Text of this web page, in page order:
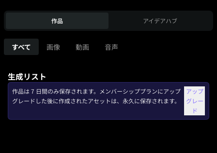
作品 アイデアハブ
すべて 画像 動画 音声
生成リスト
作品は 7 日間のみ保存されます。メンバーシッププランにアップ
グレードした後に作成されたアセットは、永久に保存されます。
アップ
グレー
ド